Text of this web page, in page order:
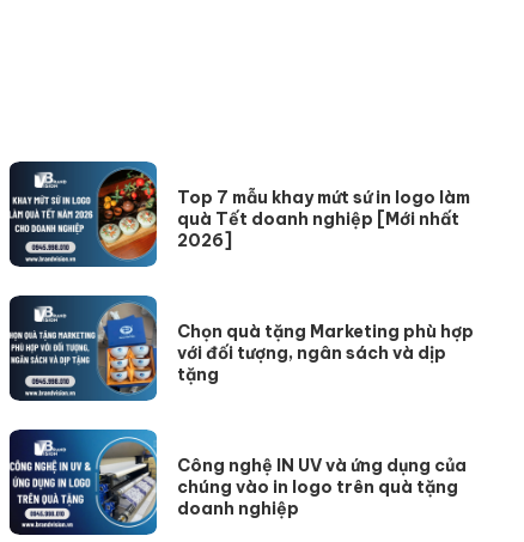
Top 7 mẫu khay mứt sứ in logo làm
quà Tết doanh nghiệp [Mới nhất
2026]
Chọn quà tặng Marketing phù hợp
với đối tượng, ngân sách và dịp
tặng
Công nghệ IN UV và ứng dụng của
chúng vào in logo trên quà tặng
doanh nghiệp